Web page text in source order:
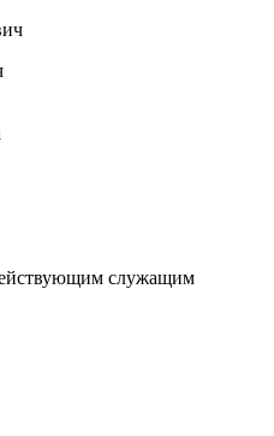
служащим